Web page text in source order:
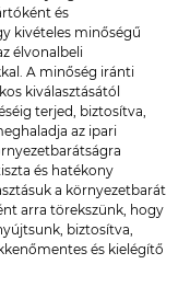
és
kivételes minőségű
élvonalbeli
A minőség iránti
kiválasztásától
terjed, biztosítva,
az ipari
és hatékony
a környezetbarát
arra törekszünk, hogy
biztosítva,
és kielégítő